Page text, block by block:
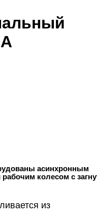
асинхронным
колесом с
из